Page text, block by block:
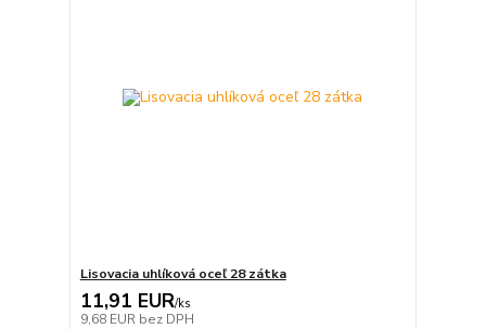
Lisovacia uhlíková oceľ 28 zátka
11,91 EUR/ks
9,68 EUR bez DPH